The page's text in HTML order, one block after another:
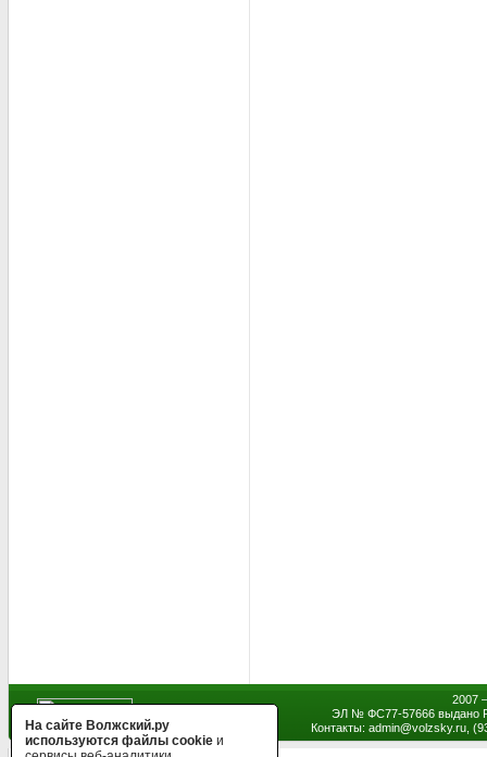
2007
ЭЛ № ФС77-57666 выдано
Контакты: admin@volzsky.ru,
На сайте Волжский.ру
используются файлы cookie и